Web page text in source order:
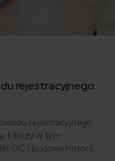
rejestracyjnego
rejestracyjnego
którzy w tym
OC i budowę historii